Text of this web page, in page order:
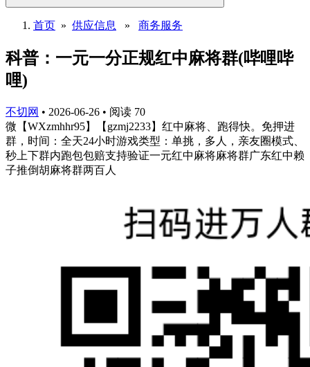
首页 » 供应信息 » 商务服务
科普：一元一分正规红中麻将群(哔哩哔
哩)
不切网 • 2026-06-26 • 阅读 70
微【WXzmhhr95】【gzmj2233】红中麻将、跑得快。免押进
群，时间：全天24小时游戏类型：单挑，多人，亲友圈模式、
秒上下群内跑包包赔支持验证一元红中麻将麻将群广东红中赖
子推倒胡麻将群两百人